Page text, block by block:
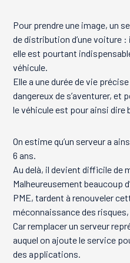
Pour prendre une image, un
de distribution d’une voiture
elle est pourtant
véhicule.
Elle a une durée de vie
dangereux de s’aventurer, et
le véhicule est pour ainsi dire
On estime qu’un serveur a
6 ans.
Au delà, il devient difficile de
Malheureusement beaucoup
PME, tardent à renouveler
méconnaissance des
Car remplacer un serveur
auquel on ajoute le service
des applications.